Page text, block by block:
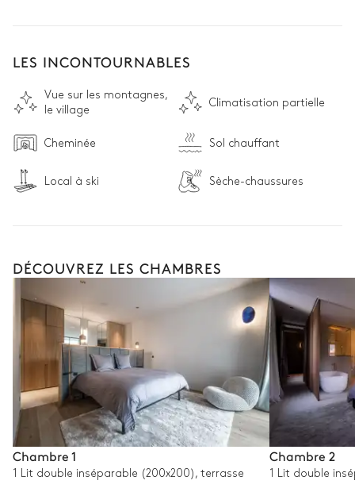
minutes
LES INCONTOURNABLES
Vue sur les montagnes,
le village
Climatisation partielle
Cheminée Sol chauffant
Local à ski Sèche-chaussures
DÉCOUVREZ LES CHAMBRES
Chambre 1
1 Lit double inséparable (200x200), terrasse
Chambre 2
1 Lit double